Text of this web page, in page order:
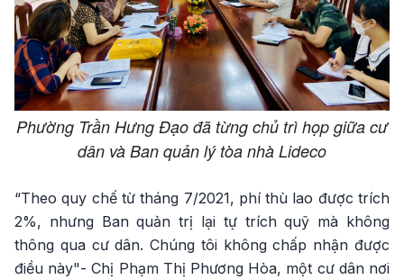
Phường Trần Hưng Đạo đã từng chủ trì họp giữa cư
dân và Ban quản lý tòa nhà Lideco
“Theo quy chế từ tháng 7/2021, phí thù lao được trích
2%, nhưng Ban quản trị lại tự trích quỹ mà không
thông qua cư dân. Chúng tôi không chấp nhận được
điều này"- Chị Phạm Thị Phương Hòa, một cư dân nơi